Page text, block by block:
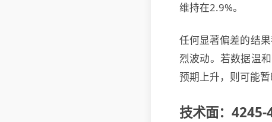
维持在2.9%。
任何显著偏差的结
烈波动。若数据温
预期上升，则可能
技术面：4245-